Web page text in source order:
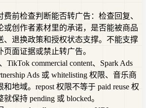
费前检查判断能否转广告：检查回复、
或创作者素材里的承诺，是否能被商品
、退换政策和授权状态支撑。不能支撑
面证据或禁止转广告。
TikTok commercial content、Spark Ads
Ads 或 whitelisting 权限、音乐商
地域。repost 权限不等于 paid reuse 权
保持 pending 或 blocked。